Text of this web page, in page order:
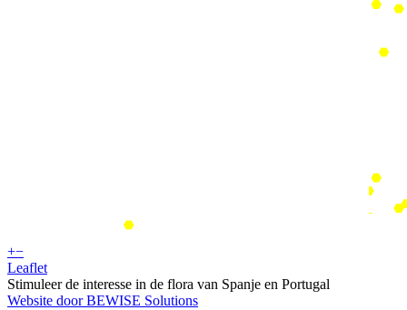
+−
Leaflet
Stimuleer de interesse in de flora van Spanje en Portugal
Website door BEWISE Solutions